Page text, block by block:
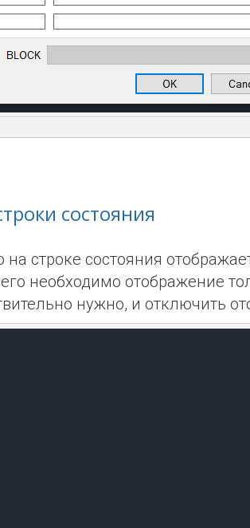
состояния
строке состояния
необходимо отображение
нужно, и отключить